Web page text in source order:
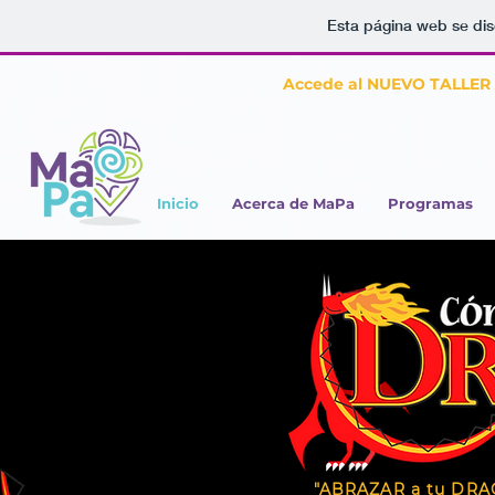
Esta página web se
Inicio Acerca de MaPa Programas
Accede al NUEVO
"ABRAZAR a tu